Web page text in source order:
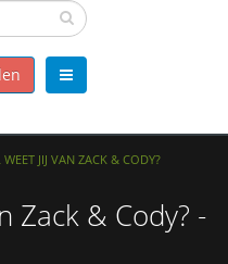
WEET JIJ VAN ZACK & CODY?
Zack & Cody? -